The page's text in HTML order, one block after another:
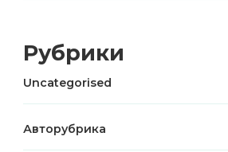
Рубрики
Uncategorised
Авторубрика